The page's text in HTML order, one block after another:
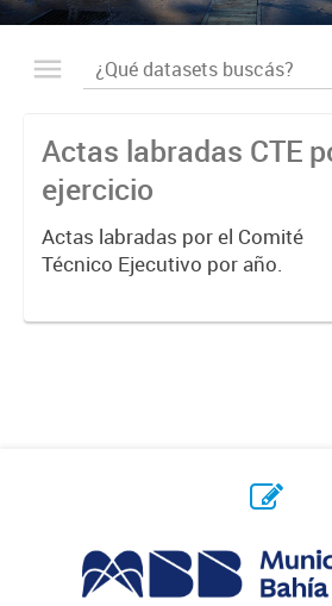
Actas labradas CTE
ejercicio
Actas labradas por el Comité
Técnico Ejecutivo por año.